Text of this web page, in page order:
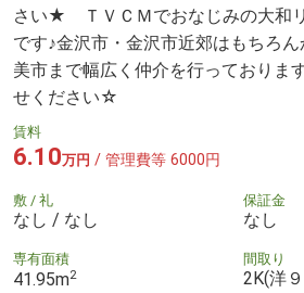
さい★ ＴＶＣＭでおなじみの大和
です♪金沢市・金沢市近郊はもちろ
美市まで幅広く仲介を行っておりま
せください☆
賃料
6.10万円 / 管理費等 6000円
敷 / 礼
なし / なし
保証金
なし
専有面積
41.95m2
間取り
2K(洋